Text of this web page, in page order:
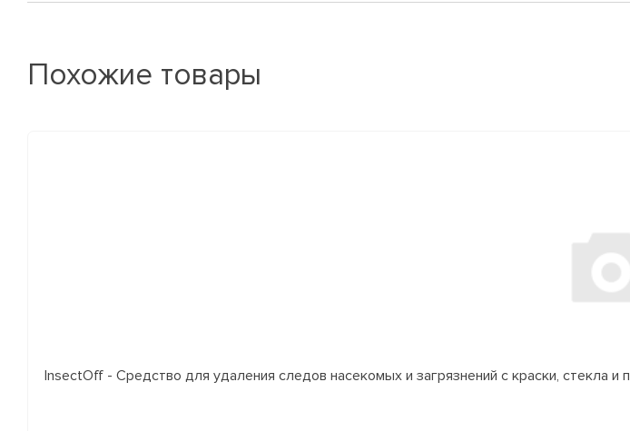
Похожие товары
InsectOff - Средство для удаления следов насекомых и загрязнений с краски, стекла и п